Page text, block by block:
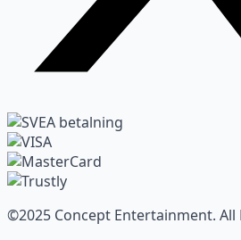
©2025 Concept Entertainment. All